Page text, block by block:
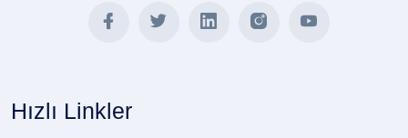
Hızlı Linkler